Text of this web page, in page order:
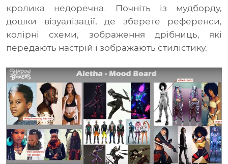
кролика недоречна. Почніть із мудборду,
дошки візуалізації, де зберете референси,
колірні схеми, зображення дрібниць, які
передають настрій і зображають стилістику.